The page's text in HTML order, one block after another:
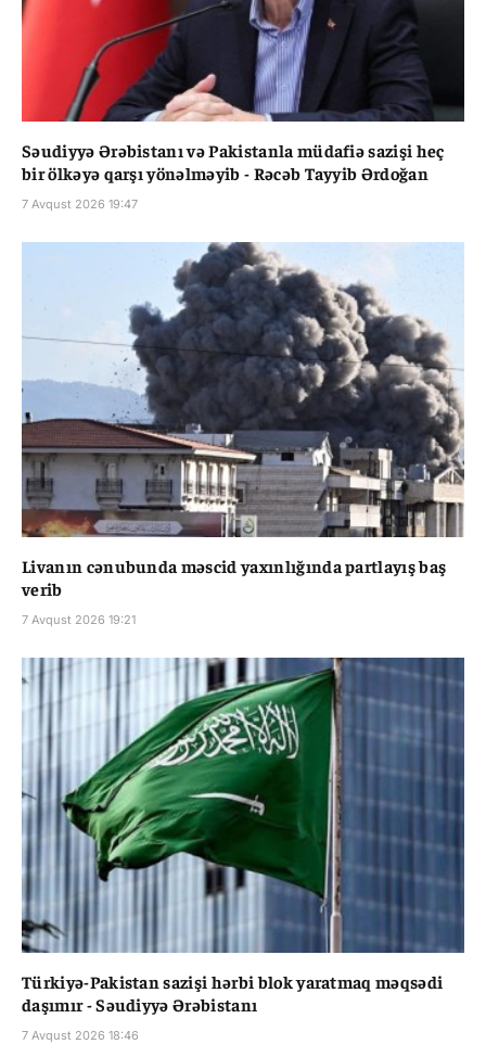
Səudiyyə Ərəbistanı və Pakistanla müdafiə sazişi heç
bir ölkəyə qarşı yönəlməyib - Rəcəb Tayyib Ərdoğan
7 Avqust 2026 19:47
Livanın cənubunda məscid yaxınlığında partlayış baş
verib
7 Avqust 2026 19:21
Türkiyə-Pakistan sazişi hərbi blok yaratmaq məqsədi
daşımır - Səudiyyə Ərəbistanı
7 Avqust 2026 18:46